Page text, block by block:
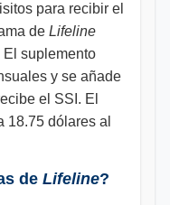
para recibir el
de Lifeline
suplemento
y se añade
el SSI. El
18.75 dólares al
de Lifeline?